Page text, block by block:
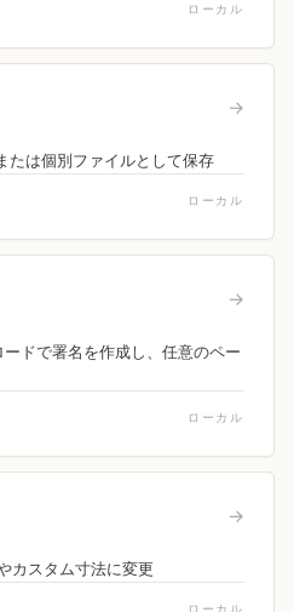
ローカル
→
たは個別ファイルとして保存
ローカル
→
ドで署名を作成し、任意のペー
ローカル
→
カスタム寸法に変更